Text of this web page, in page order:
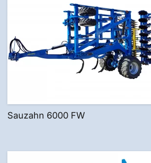
Sauzahn 6000 FW